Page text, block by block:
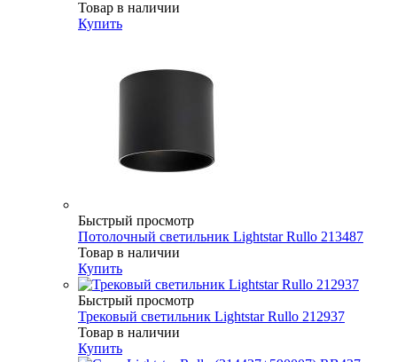
Товар в наличии
Купить
Быстрый просмотр
Потолочный светильник Lightstar Rullo 213487
Товар в наличии
Купить
Быстрый просмотр
Трековый светильник Lightstar Rullo 212937
Товар в наличии
Купить